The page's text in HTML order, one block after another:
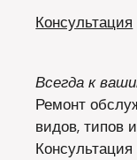
Консультация
Всегда к
Ремонт
видов, типов